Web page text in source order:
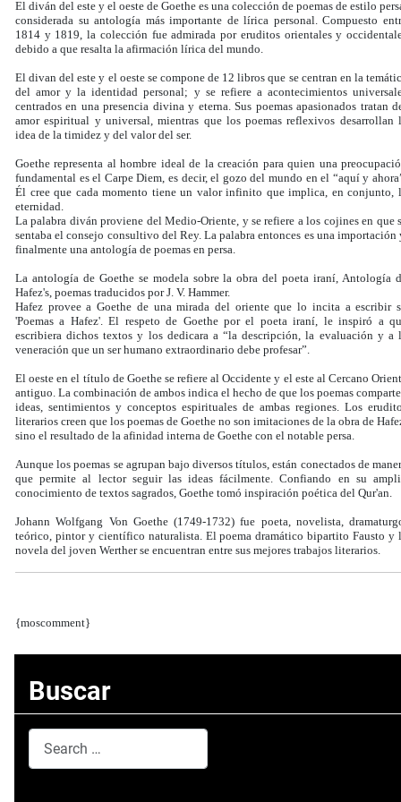
El diván del este y el oeste de Goethe es una colección de poemas de estilo
considerada su antología más importante de lírica personal. Compuesto
1814 y 1819, la colección fue admirada por eruditos orientales y
debido a que resalta la afirmación lírica del mundo.
El divan del este y el oeste se compone de 12 libros que se centran en la
del amor y la identidad personal; y se refiere a acontecimientos
centrados en una presencia divina y eterna. Sus poemas apasionados tratan
amor espiritual y universal, mientras que los poemas reflexivos desarrollan
idea de la timidez y del valor del ser.
Goethe representa al hombre ideal de la creación para quien una
fundamental es el Carpe Diem, es decir, el gozo del mundo en el “aquí y
Él cree que cada momento tiene un valor infinito que implica, en conjunto,
eternidad.
La palabra diván proviene del Medio-Oriente, y se refiere a los cojines en que
sentaba el consejo consultivo del Rey. La palabra entonces es una importación
finalmente una antología de poemas en persa.
La antología de Goethe se modela sobre la obra del poeta iraní, Antología
Hafez's, poemas traducidos por J. V. Hammer.
Hafez provee a Goethe de una mirada del oriente que lo incita a escribir
'Poemas a Hafez'. El respeto de Goethe por el poeta iraní, le inspiró a
escribiera dichos textos y los dedicara a “la descripción, la evaluación y a
veneración que un ser humano extraordinario debe profesar”.
El oeste en el título de Goethe se refiere al Occidente y el este al Cercano
antiguo. La combinación de ambos indica el hecho de que los poemas
ideas, sentimientos y conceptos espirituales de ambas regiones. Los
literarios creen que los poemas de Goethe no son imitaciones de la obra de
sino el resultado de la afinidad interna de Goethe con el notable persa.
Aunque los poemas se agrupan bajo diversos títulos, están conectados de
que permite al lector seguir las ideas fácilmente. Confiando en su
conocimiento de textos sagrados, Goethe tomó inspiración poética del Qur'an.
Johann Wolfgang Von Goethe (1749-1732) fue poeta, novelista,
teórico, pintor y científico naturalista. El poema dramático bipartito Fausto y
novela del joven Werther se encuentran entre sus mejores trabajos literarios.
{moscomment}
Buscar
Search